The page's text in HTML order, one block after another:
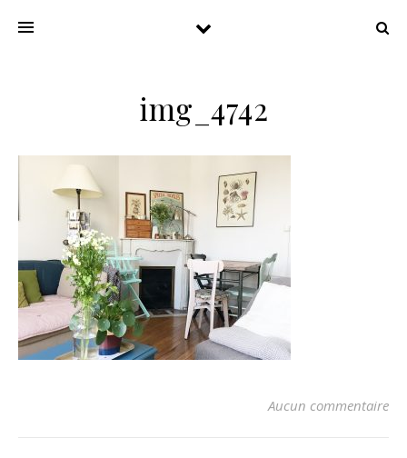
img_4742
Aucun commentaire